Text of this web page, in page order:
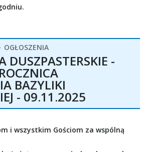
OGŁOSZENIA
DUSZPASTERSKIE -
BAZYLIKI
- 09.11.2025
i wszystkim Gościom za wspólną